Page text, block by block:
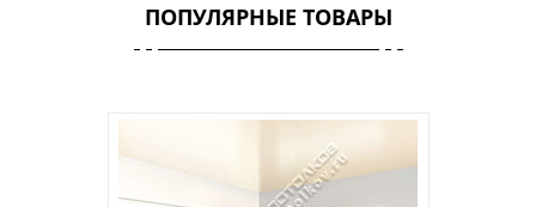
ПОПУЛЯРНЫЕ ТОВАРЫ